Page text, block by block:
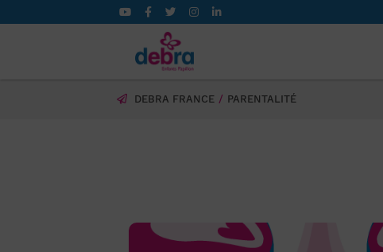
DEBRA FRANCE PARENTALITÉ